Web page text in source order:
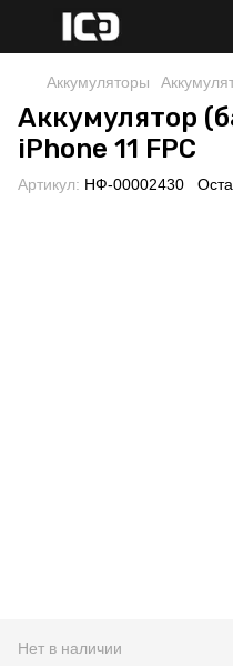
Аккумуляторы
Аккумулятор
iPhone 11 FPC
Артикул: НФ-00002430
Нет в наличии